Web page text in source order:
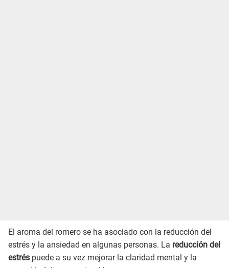
El aroma del romero se ha asociado con la reducción del
estrés y la ansiedad en algunas personas. La reducción del
estrés puede a su vez mejorar la claridad mental y la